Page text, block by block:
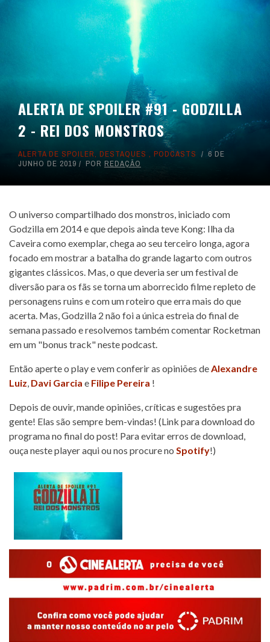
ALERTA DE SPOILER #91 - GODZILLA
2 - REI DOS MONSTROS
ALERTA DE SPOILER, DESTAQUES , PODCASTS
6 DE
JUNHO DE 2019
POR REDAÇÃO
O universo compartilhado dos monstros, iniciado com
Godzilla em 2014 e que depois ainda teve Kong: Ilha da
Caveira como exemplar, chega ao seu terceiro longa, agora
focado em mostrar a batalha do grande lagarto com outros
gigantes clássicos. Mas, o que deveria ser um festival de
diversão para os fãs se torna um aborrecido filme repleto de
personagens ruins e com um roteiro que erra mais do que
acerta. Mas, Godzilla 2 não foi a única estreia do final de
semana passado e resolvemos também comentar Rocketman
em um "bonus track" neste podcast.
Então aperte o play e vem conferir as opiniões deAlexandre
Luiz, Davi Garcia e Filipe Pereira !
Depois de ouvir, mande opiniões, críticas e sugestões pra
gente! Elas são sempre bem-vindas! (Link para download do
programa no final do post! Para evitar erros de download,
ouça neste player aqui ou nos procure no Spotify!)